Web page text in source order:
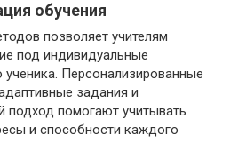
обучения
позволяет учителям
под индивидуальные
Персонализированные
задания и
помогают учитывать
и способности каждого